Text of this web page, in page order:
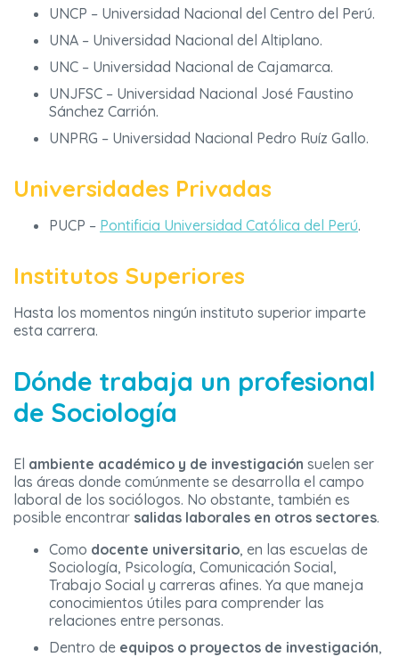
UNCP – Universidad Nacional del Centro del Perú.
UNA – Universidad Nacional del Altiplano.
UNC – Universidad Nacional de Cajamarca.
UNJFSC – Universidad Nacional José Faustino
Sánchez Carrión.
UNPRG – Universidad Nacional Pedro Ruíz Gallo.
Universidades Privadas
PUCP – Pontificia Universidad Católica del Perú.
Institutos Superiores
Hasta los momentos ningún instituto superior imparte
esta carrera.
Dónde trabaja un profesional
de Sociología
El ambiente académico y de investigación suelen ser
las áreas donde comúnmente se desarrolla el campo
laboral de los sociólogos. No obstante, también es
posible encontrar salidas laborales en otros sectores.
Como docente universitario, en las escuelas de
Sociología, Psicología, Comunicación Social,
Trabajo Social y carreras afines. Ya que maneja
conocimientos útiles para comprender las
relaciones entre personas.
Dentro de equipos o proyectos de investigación,